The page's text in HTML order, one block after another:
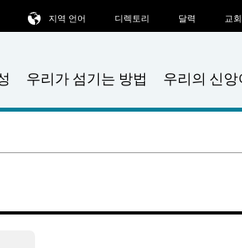
우리가 섬기는 방법 우리의 신
지역 언어 디렉토리 달력 교